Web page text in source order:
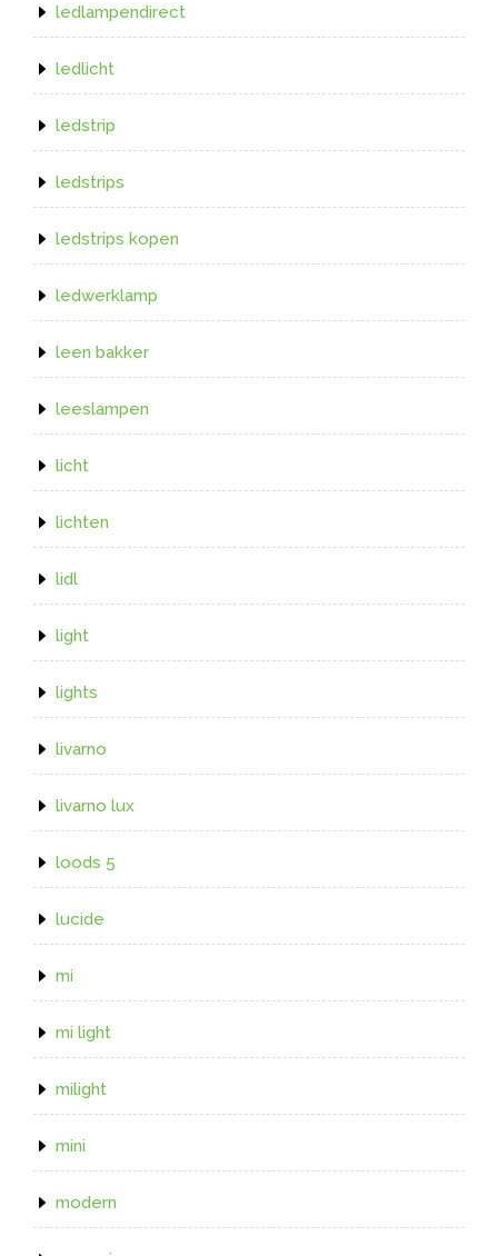
ledlampendirect
ledlicht
ledstrip
ledstrips
ledstrips kopen
ledwerklamp
leen bakker
leeslampen
licht
lichten
lidl
light
lights
livarno
livarno lux
loods 5
lucide
mi
mi light
milight
mini
modern